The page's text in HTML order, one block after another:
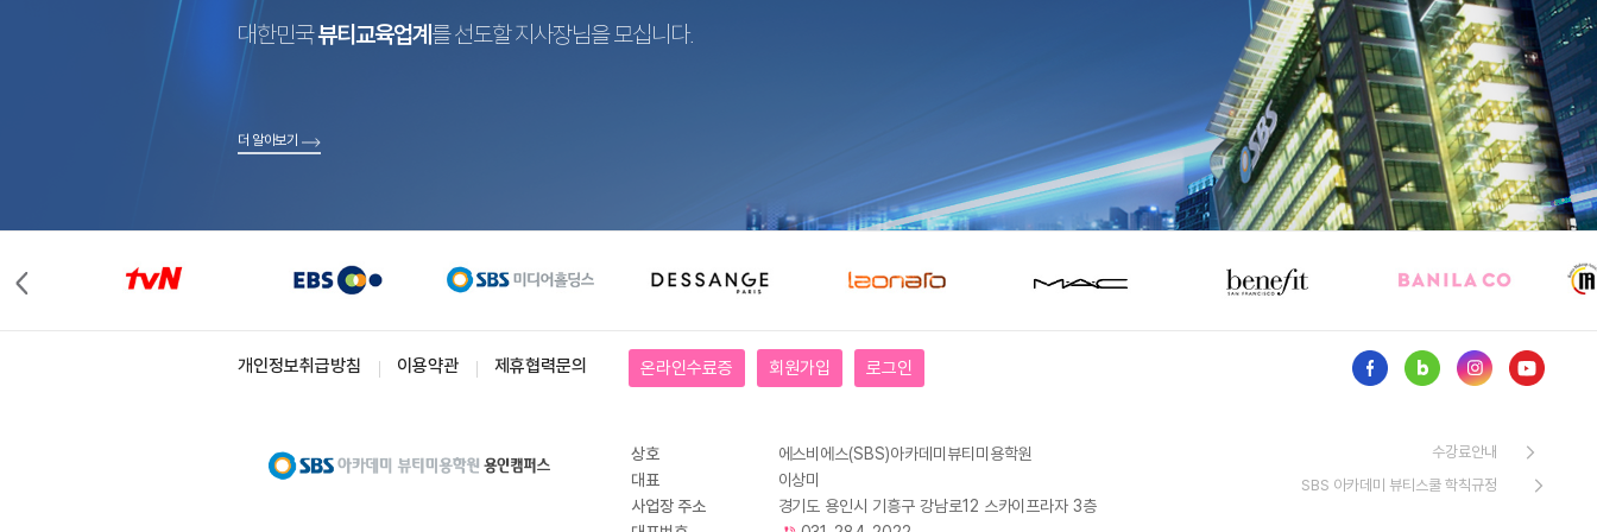
대한민국뷰티교육업계 를 선도할 지사장님을 모십니다.
더 알아보기
개인정보취급방침 이용약관 제휴협력문의 온라인수료증 회원가입 로그인
상호
에스비에스(SBS)아카데미뷰티미용학원
대표
이상미
사업장 주소
경기도 용인시 기흥구 강남로12 스카이프라자 3층
수강료안내
SBS 아카데미 뷰티스쿨 학칙규정